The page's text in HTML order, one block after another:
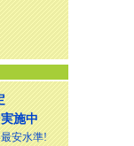
施中
安水準!